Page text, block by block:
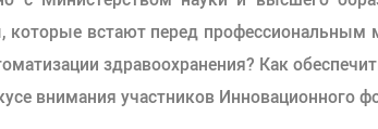
которые встают перед
здравоохранения? Как
внимания участников Инновационного